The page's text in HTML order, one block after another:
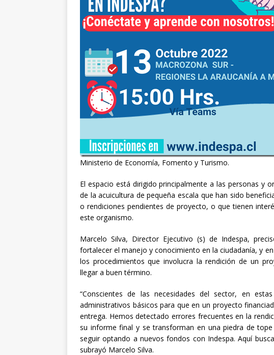
Ministerio de Economía, Fomento y Turismo.
El espacio está dirigido principalmente a las personas y
de la acuicultura de pequeña escala que han sido
o rendiciones pendientes de proyecto, o que tienen
este organismo.
Marcelo Silva, Director Ejecutivo (s) de Indespa,
fortalecer el manejo y conocimiento en la ciudadanía, y
los procedimientos que involucra la rendición de un
llegar a buen término.
“Conscientes de las necesidades del sector, en
administrativos básicos para que en un proyecto
entrega. Hemos detectado errores frecuentes en la
su informe final y se transforman en una piedra de
seguir optando a nuevos fondos con Indespa. Aquí
subrayó Marcelo Silva.